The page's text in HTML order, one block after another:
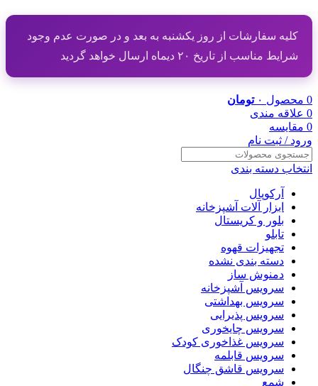
کلیه سفارشات از روز یکشنبه به بعد و در صورت عدم وجود
شرایط مناسب از تاریخ ۲۰ دیماه ارسال خواهد گردید
0 محصول ۰ تومان
0 علاقه مندی
0 مقایسه
ورود / ثبت نام
انتخاب دسته بندی
آرکوپال
ابزار آلات آشپزخانه
بلور و کریستال
تابلو
تجهیزات قهوه
دسته بندی نشده
دمنوش ساز
سرویس آشپزخانه
سرویس بهداشتی
سرویس پذیرایی
سرویس چایخوری
سرویس غذاخوری کودک
سرویس قابلمه
سرویس قاشق چنگال
شمع